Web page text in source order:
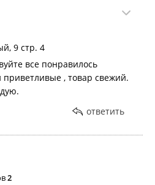
9 стр. 4
все понравилось
, товар свежий.
ответить
2